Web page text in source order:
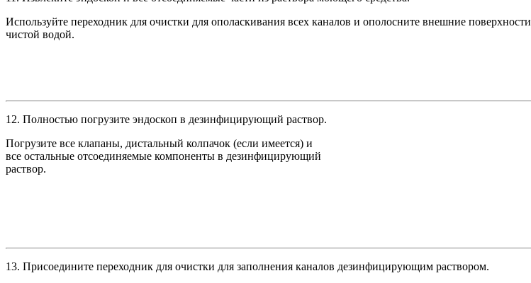
Используйте переходник для очистки для ополаскивания всех каналов и ополосните внешние поверхности
чистой водой.
12. Полностью погрузите эндоскоп в дезинфицирующий раствор.
Погрузите все клапаны, дистальный колпачок (если имеется) и
все остальные отсоединяемые компоненты в дезинфицирующий
раствор.
13. Присоедините переходник для очистки для заполнения каналов дезинфицирующим раствором.